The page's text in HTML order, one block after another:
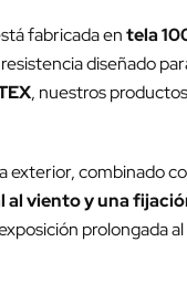
fabricada entela
diseñado
, nuestros
exterior, combinado
al viento y una
prolongada